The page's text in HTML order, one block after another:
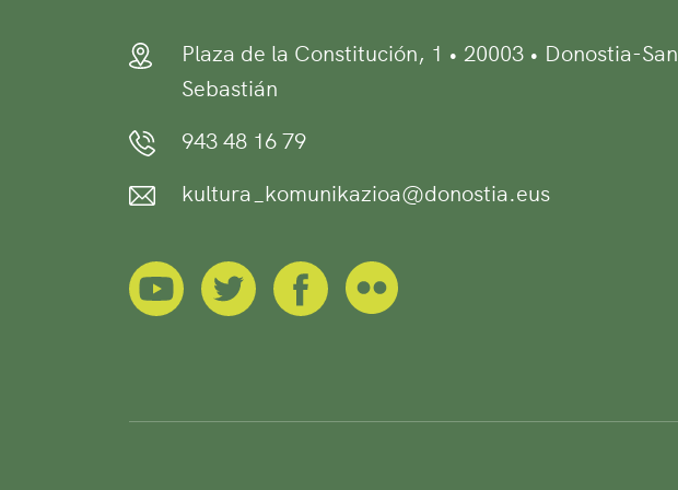
Plaza de la Constitución, 1 • 20003 • Donostia-San
Sebastián
943 48 16 79
kultura_komunikazioa@donostia.eus